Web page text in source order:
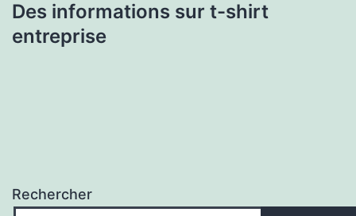
Des informations sur t-shirt
entreprise
Rechercher